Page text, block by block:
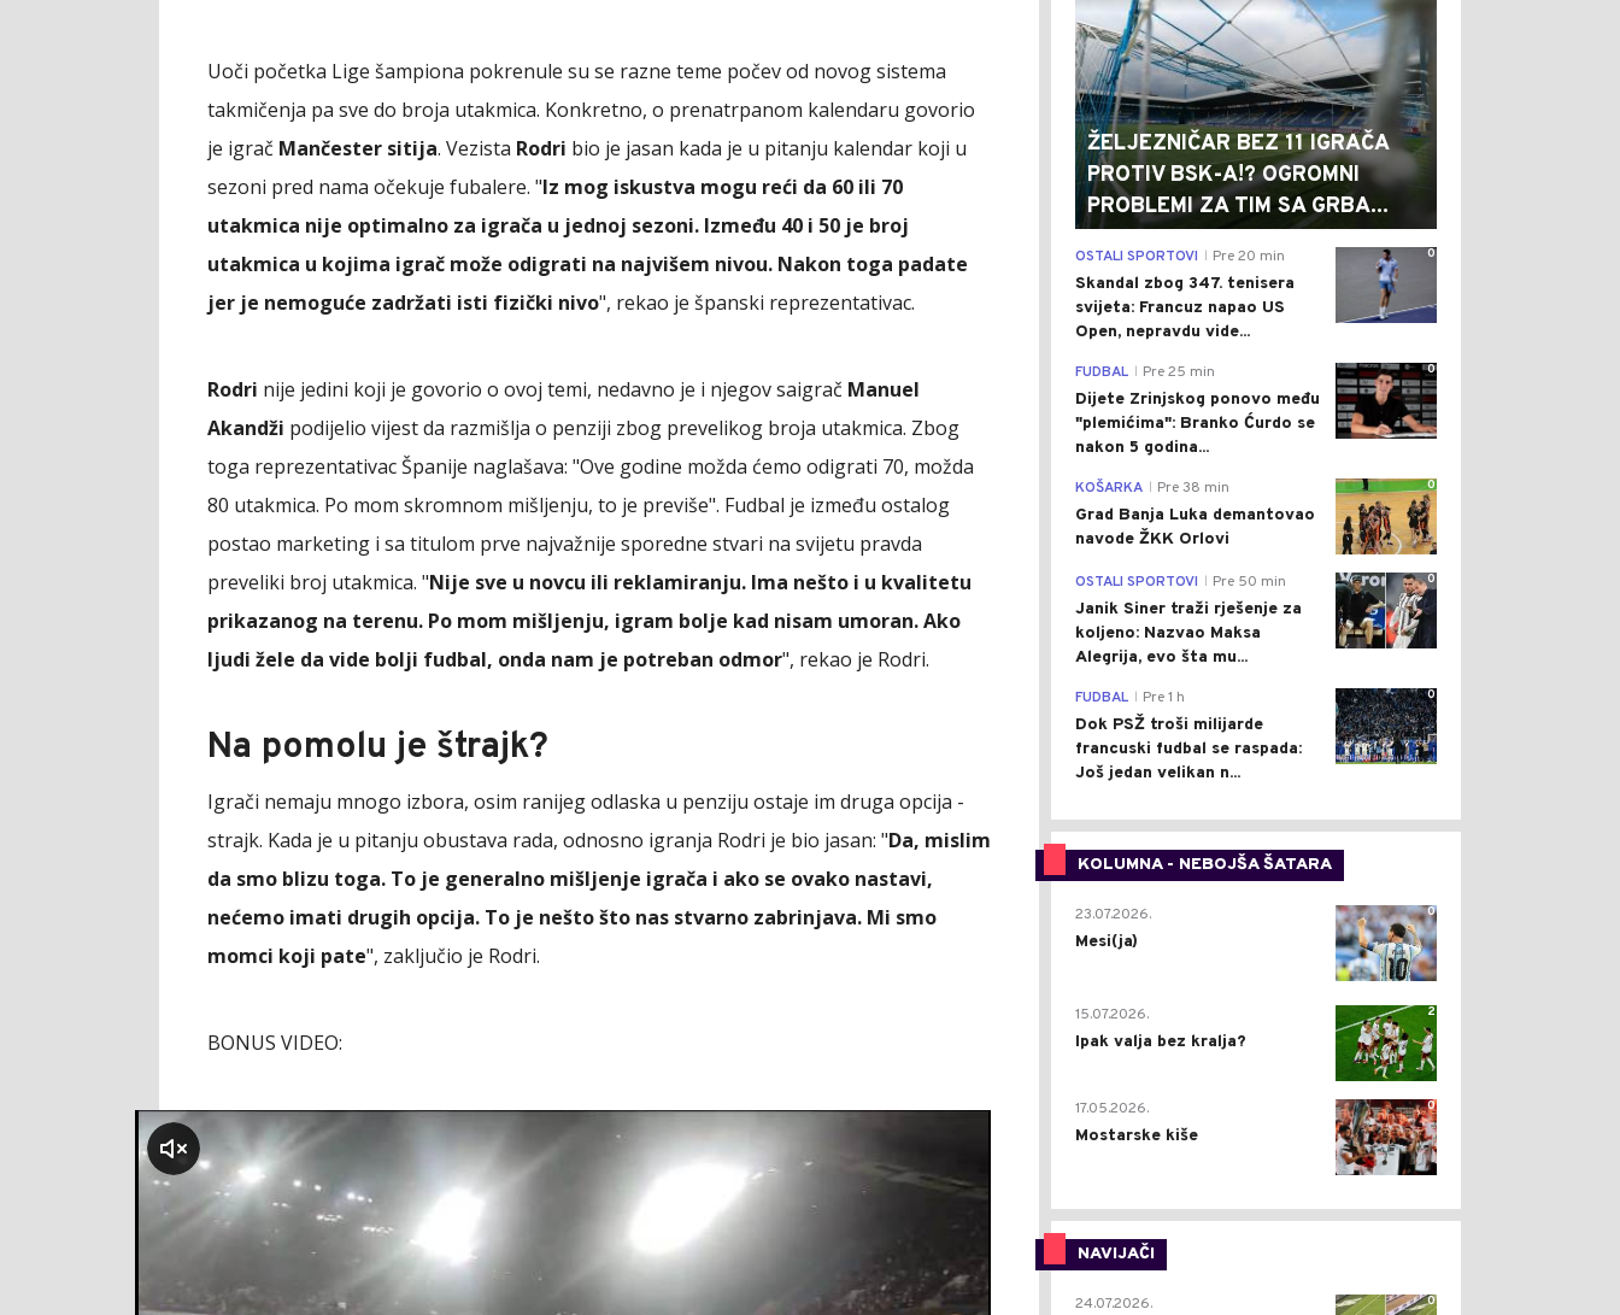
Uoči početka Lige šampiona pokrenule su se razne teme počev od novog sistema
takmičenja pa sve do broja utakmica. Konkretno, o prenatrpanom kalendaru govorio
je igrač Mančester sitija. Vezista Rodri bio je jasan kada je u pitanju kalendar koji u
sezoni pred nama očekuje fubalere. "Iz mog iskustva mogu reći da 60 ili 70
utakmica nije optimalno za igrača u jednoj sezoni. Između 40 i 50 je broj
utakmica u kojima igrač može odigrati na najvišem nivou. Nakon toga padate
jer je nemoguće zadržati isti fizički nivo", rekao je španski reprezentativac.
Rodri nije jedini koji je govorio o ovoj temi, nedavno je i njegov saigrač Manuel
Akandži podijelio vijest da razmišlja o penziji zbog prevelikog broja utakmica. Zbog
toga reprezentativac Španije naglašava: "Ove godine možda ćemo odigrati 70, možda
80 utakmica. Po mom skromnom mišljenju, to je previše". Fudbal je između ostalog
postao marketing i sa titulom prve najvažnije sporedne stvari na svijetu pravda
preveliki broj utakmica. "Nije sve u novcu ili reklamiranju. Ima nešto i u kvalitetu
prikazanog na terenu. Po mom mišljenju, igram bolje kad nisam umoran. Ako
ljudi žele da vide bolji fudbal, onda nam je potreban odmor", rekao je Rodri.
Na pomolu je štrajk?
Igrači nemaju mnogo izbora, osim ranijeg odlaska u penziju ostaje im druga opcija -
strajk. Kada je u pitanju obustava rada, odnosno igranja Rodri je bio jasan: "Da, mislim
da smo blizu toga. To je generalno mišljenje igrača i ako se ovako nastavi,
nećemo imati drugih opcija. To je nešto što nas stvarno zabrinjava. Mi smo
momci koji pate", zaključio je Rodri.
BONUS VIDEO:
klikni za zvuk
ŽELJEZNIČAR BEZ 11 IGRAČA
PROTIV BSK-A!? OGROMNI
PROBLEMI ZA TIM SA GRBA...
0
OSTALI SPORTOVI Pre 20 min
Skandal zbog 347. tenisera
svijeta: Francuz napao US
Open, nepravdu vide...
0
FUDBAL Pre 25 min
Dijete Zrinjskog ponovo među
"plemićima": Branko Ćurdo se
nakon 5 godina...
0
KOŠARKA Pre 38 min
Grad Banja Luka demantovao
navode ŽKK Orlovi
0
OSTALI SPORTOVI Pre 50 min
Janik Siner traži rješenje za
koljeno: Nazvao Maksa
Alegrija, evo šta mu...
0
FUDBAL Pre 1 h
Dok PSŽ troši milijarde
francuski fudbal se raspada:
Još jedan velikan n...
KOLUMNA - NEBOJŠA ŠATARA
0
23.07.2026.
Mesi(ja)
2
15.07.2026.
Ipak valja bez kralja?
0
17.05.2026.
Mostarske kiše
NAVIJAČI
0
24.07.2026.